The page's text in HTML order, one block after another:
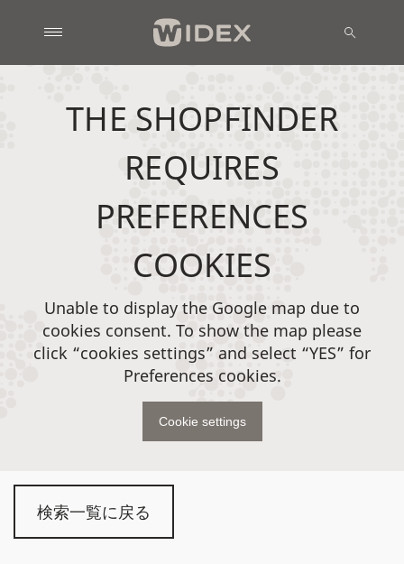
検索一覧に戻る
THE SHOPFINDER
REQUIRES
PREFERENCES
COOKIES
Unable to display the Google map due to
cookies consent. To show the map please
click “cookies settings” and select “YES” for
Preferences cookies.
Cookie settings